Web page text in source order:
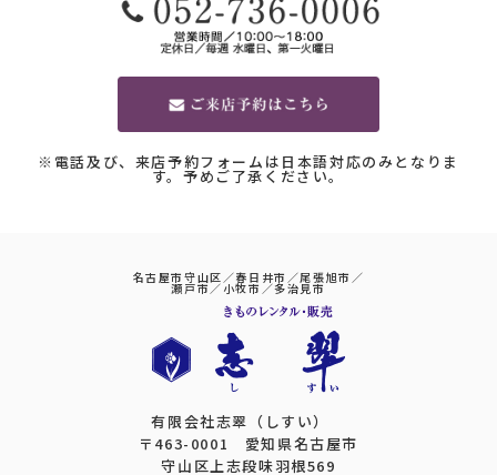
※電話及び、来店予約フォームは日本語対応のみとなりま
す。予めご了承ください。
名古屋市守山区／春日井市／尾張旭市／
瀬戸市／小牧市／多治見市
有限会社志翠（しすい）
〒463-0001 愛知県名古屋市
守山区上志段味羽根569